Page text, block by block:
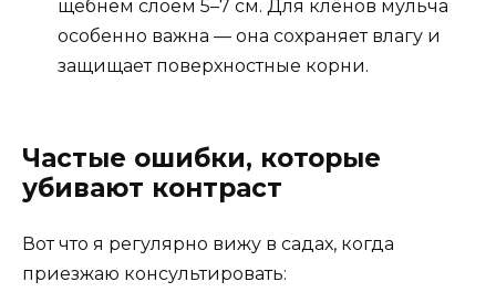
щебнем слоем 5–7 см. Для клёнов мульча
особенно важна — она сохраняет влагу и
защищает поверхностные корни.
Частые ошибки, которые
убивают контраст
Вот что я регулярно вижу в садах, когда
приезжаю консультировать: